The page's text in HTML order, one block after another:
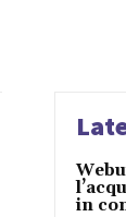
in